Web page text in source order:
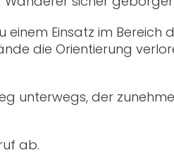
Einsatz im Bereich
die Orientierung
unterwegs, der
ab.